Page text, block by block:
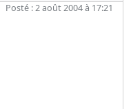
Posté : 2 août 2004 à 17:21